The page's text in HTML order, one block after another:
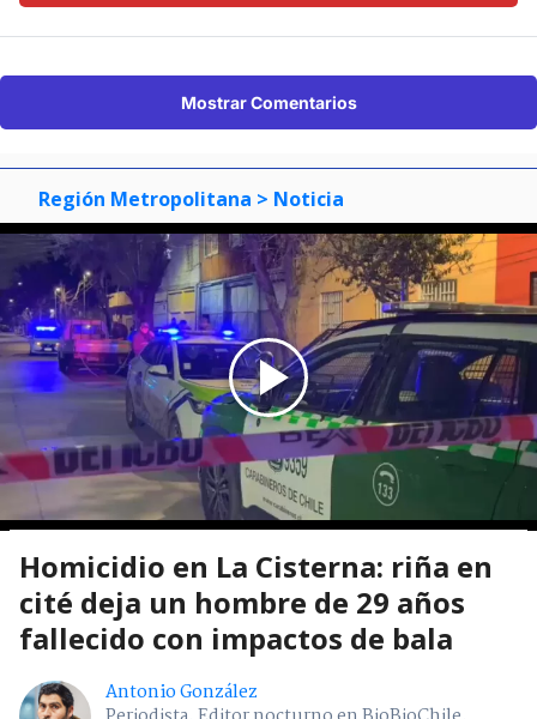
Mostrar Comentarios
Región Metropolitana > Noticia
Homicidio en La Cisterna: riña en
cité deja un hombre de 29 años
fallecido con impactos de bala
Antonio González